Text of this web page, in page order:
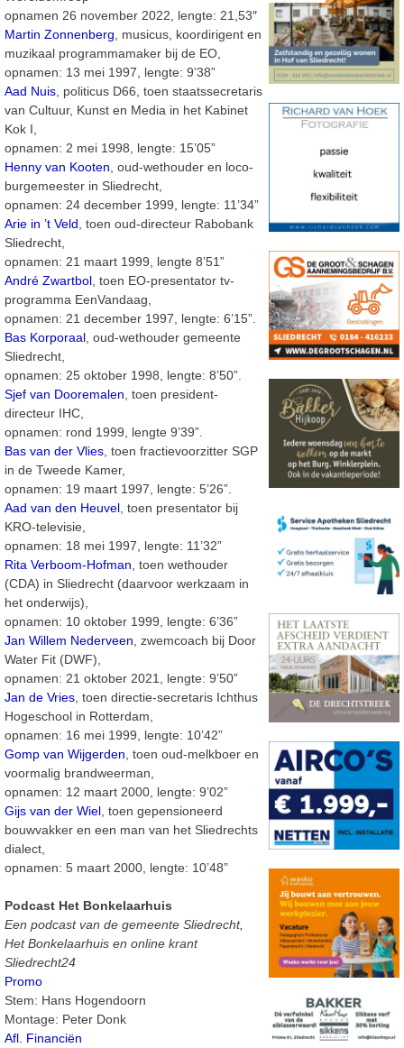
opnamen 26 november 2022, lengte: 21,53″
Martin Zonnenberg , musicus, koordirigent en
muzikaal programmamaker bij de EO,
opnamen: 13 mei 1997, lengte: 9’38”
Aad Nuis , politicus D66, toen staatssecretaris
van Cultuur, Kunst en Media in het Kabinet
Kok I,
opnamen: 2 mei 1998, lengte: 15’05”
Henny van Kooten , oud-wethouder en loco-
burgemeester in Sliedrecht,
opnamen: 24 december 1999, lengte: 11’34”
Arie in ’t Veld , toen oud-directeur Rabobank
Sliedrecht,
opnamen: 21 maart 1999, lengte 8’51”
André Zwartbol , toen EO-presentator tv-
programma EenVandaag,
opnamen: 21 december 1997, lengte: 6’15”.
Bas Korporaal , oud-wethouder gemeente
Sliedrecht,
opnamen: 25 oktober 1998, lengte: 8’50”.
Sjef van Dooremalen , toen president-
directeur IHC,
opnamen: rond 1999, lengte 9’39”.
Bas van der Vlies , toen fractievoorzitter SGP
in de Tweede Kamer,
opnamen: 19 maart 1997, lengte: 5’26”.
Aad van den Heuvel , toen presentator bij
KRO-televisie,
opnamen: 18 mei 1997, lengte: 11’32”
Rita Verboom-Hofman , toen wethouder
(CDA) in Sliedrecht (daarvoor werkzaam in
het onderwijs),
opnamen: 10 oktober 1999, lengte: 6’36”
Jan Willem Nederveen , zwemcoach bij Door
Water Fit (DWF),
opnamen: 21 oktober 2021, lengte: 9’50”
Jan de Vries , toen directie-secretaris Ichthus
Hogeschool in Rotterdam,
opnamen: 16 mei 1999, lengte: 10’42”
Gomp van Wijgerden , toen oud-melkboer en
voormalig brandweerman,
opnamen: 12 maart 2000, lengte: 9’02”
Gijs van der Wiel , toen gepensioneerd
bouwvakker en een man van het Sliedrechts
dialect,
opnamen: 5 maart 2000, lengte: 10’48”
Podcast Het Bonkelaarhuis
Een podcast van de gemeente Sliedrecht,
Het Bonkelaarhuis en online krant
Sliedrecht24
Promo
Stem: Hans Hogendoorn
Montage: Peter Donk
Afl. Financiën